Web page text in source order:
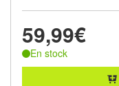
59,99€
En stock